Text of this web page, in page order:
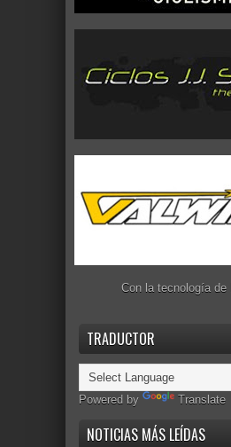
Con la tecnología de
TRADUCTOR
Powered by Translate
NOTICIAS MÁS LEÍDAS